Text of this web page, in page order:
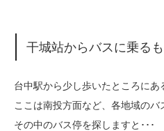
干城站からバスに乗るも
台中駅から少し歩いたところにあ
ここは南投方面など、各地域のバ
その中のバス停を探しますと･･･